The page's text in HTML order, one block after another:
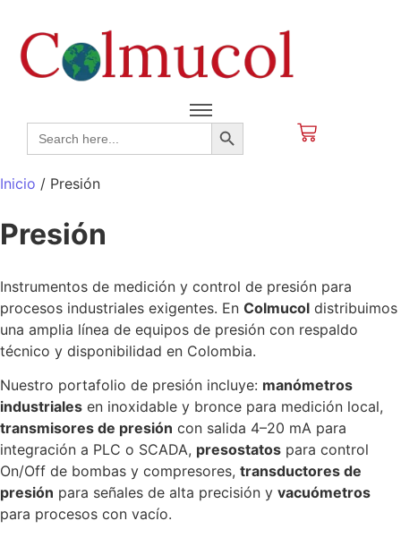
Search
for:
Search Button
Inicio / Presión
Presión
Instrumentos de medición y control de presión para
procesos industriales exigentes. En Colmucol distribuimos
una amplia línea de equipos de presión con respaldo
técnico y disponibilidad en Colombia.
Nuestro portafolio de presión incluye: manómetros
industriales en inoxidable y bronce para medición local,
transmisores de presión con salida 4–20 mA para
integración a PLC o SCADA, presostatos para control
On/Off de bombas y compresores, transductores de
presión para señales de alta precisión y vacuómetros
para procesos con vacío.